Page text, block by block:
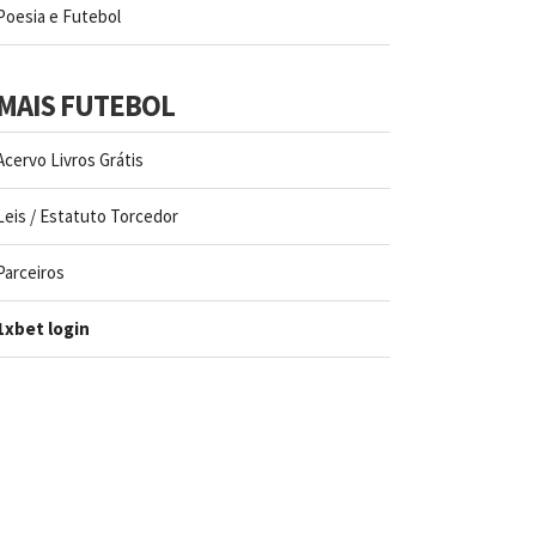
e Futebol
FUTEBOL
Livros Grátis
/ Estatuto Torcedor
login